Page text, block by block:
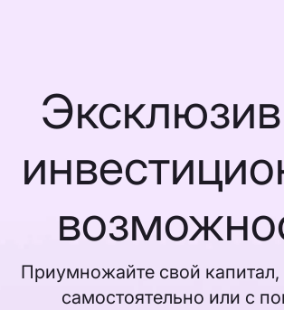
Приумножайте свой капитал,
самостоятельно или с